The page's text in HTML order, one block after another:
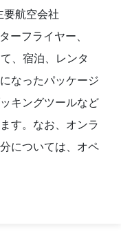
要航空会社
ーフライヤー、
、宿泊、レンタ
なったパッケージ
キングツールなど
す。なお、オンラ
については、オペ